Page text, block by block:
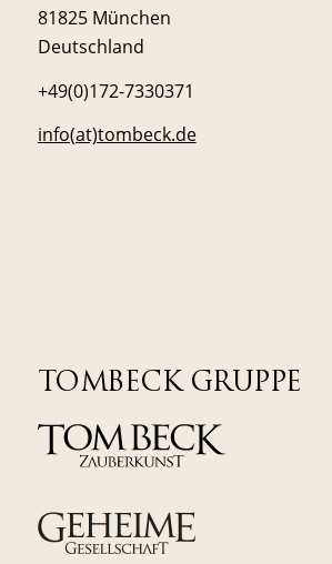
81825 München
Deutschland
+49(0)172-7330371
info(at)tombeck.de
TOMBECK GRUPPE